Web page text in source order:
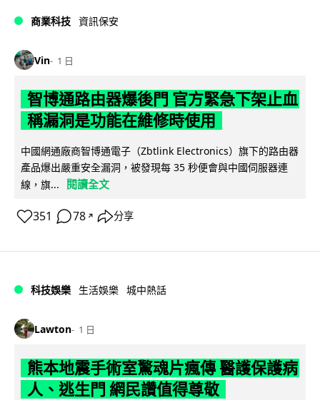
商業科技 資訊保安
Vin 1 日
智博通路由器爆後門 官方緊急下架止血
稱漏洞是功能在維修時使用
中國網通廠商智博通電子（Zbtlink Electronics）旗下的路由器
產品爆出嚴重安全漏洞，被發現每 35 秒便會與中國伺服器連
線，旗...
閱讀全文
351 78 ↗ 分享
科技娛樂 生活娛樂 城中熱話
Lawton 1 日
熊本地震手術室驚魂片瘋傳 醫護保護病
人、逃生門 網民讚值得尊敬